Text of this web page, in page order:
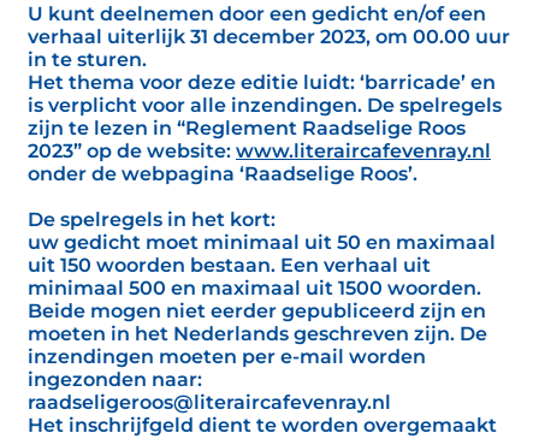
U kunt deelnemen door een gedicht en/of een
verhaal uiterlijk 31 december 2023, om 00.00 uur
in te sturen.
Het thema voor deze editie luidt: ‘barricade’ en
is verplicht voor alle inzendingen. De spelregels
zijn te lezen in “Reglement Raadselige Roos
2023” op de website: www.literaircafevenray.nl
onder de webpagina ‘Raadselige Roos’.
De spelregels in het kort:
uw gedicht moet minimaal uit 50 en maximaal
uit 150 woorden bestaan. Een verhaal uit
minimaal 500 en maximaal uit 1500 woorden.
Beide mogen niet eerder gepubliceerd zijn en
moeten in het Nederlands geschreven zijn. De
inzendingen moeten per e-mail worden
ingezonden naar:
raadseligeroos@literaircafevenray.nl
Het inschrijfgeld dient te worden overgemaakt